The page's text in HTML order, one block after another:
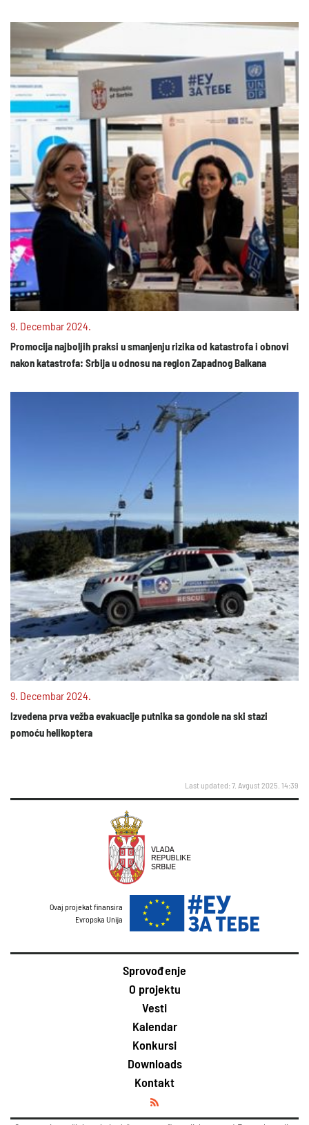
9. Decembar 2024.
Promocija najboljih praksi u smanjenju rizika od katastrofa i obnovi
nakon katastrofa: Srbija u odnosu na region Zapadnog Balkana
9. Decembar 2024.
Izvedena prva vežba evakuacije putnika sa gondole na ski stazi
pomoću helikoptera
Last updated: 7. Avgust 2025. 14:39
Ovaj projekat finansira
Evropska Unija
Sprovođenje
O projektu
Vesti
Kalendar
Konkursi
Downloads
Kontakt